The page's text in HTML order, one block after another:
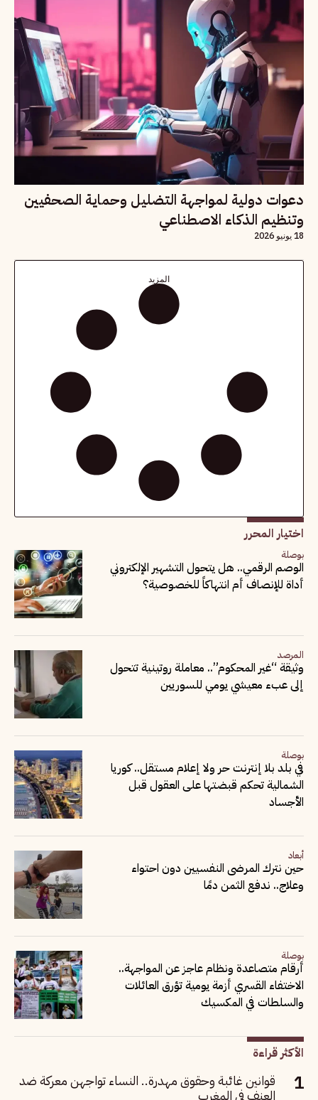
دعوات دولية لمواجهة التضليل وحماية الصحفيين
وتنظيم الذكاء الاصطناعي
18 يونيو 2026
المزيد
اختيار المحرر
بوصلة
الوصم الرقمي.. هل يتحول التشهير الإلكتروني
أداة للإنصاف أم انتهاكاً للخصوصية؟
المرصد
وثيقة “غير المحكوم”.. معاملة روتينية تتحول
إلى عبء معيشي يومي للسوريين
بوصلة
في بلد بلا إنترنت حر ولا إعلام مستقل.. كوريا
الشمالية تحكم قبضتها على العقول قبل
الأجساد
أبعاد
حين نترك المرضى النفسيين دون احتواء
وعلاج.. ندفع الثمن دمًا
بوصلة
أرقام متصاعدة ونظام عاجز عن المواجهة..
الاختفاء القسري أزمة يومية تؤرق العائلات
والسلطات في المكسيك
الأكثر قراءة
قوانين غائبة وحقوق مهدرة.. النساء تواجهن معركة ضد
العنف في المغرب